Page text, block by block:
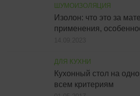
ШУМОИЗОЛЯЦИЯ
Изолон: что это за
применения,
ДЛЯ КУХНИ
Кухонный стол на
всем критериям